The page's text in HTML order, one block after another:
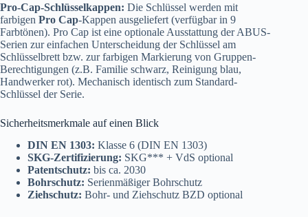
Pro-Cap-Schlüsselkappen: Die Schlüssel werden mit
farbigen Pro Cap-Kappen ausgeliefert (verfügbar in 9
Farbtönen). Pro Cap ist eine optionale Ausstattung der ABUS-
Serien zur einfachen Unterscheidung der Schlüssel am
Schlüsselbrett bzw. zur farbigen Markierung von Gruppen-
Berechtigungen (z.B. Familie schwarz, Reinigung blau,
Handwerker rot). Mechanisch identisch zum Standard-
Schlüssel der Serie.
Sicherheitsmerkmale auf einen Blick
DIN EN 1303: Klasse 6 (DIN EN 1303)
SKG-Zertifizierung: SKG*** + VdS optional
Patentschutz: bis ca. 2030
Bohrschutz: Serienmäßiger Bohrschutz
Ziehschutz: Bohr- und Ziehschutz BZD optional